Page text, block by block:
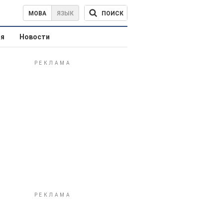
МОВА ЯЗЫК ПОИСК
Новости